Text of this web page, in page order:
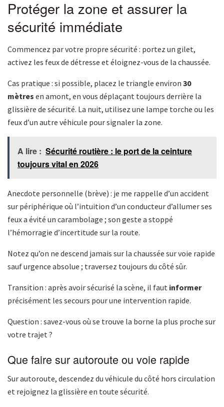
Protéger la zone et assurer la
sécurité immédiate
Commencez par votre propre sécurité : portez un gilet,
activez les feux de détresse et éloignez-vous de la chaussée.
Cas pratique : si possible, placez le triangle environ 30
mètres en amont, en vous déplaçant toujours derrière la
glissière de sécurité. La nuit, utilisez une lampe torche ou les
feux d’un autre véhicule pour signaler la zone.
A lire : Sécurité routière : le port de la ceinture
toujours vital en 2026
Anecdote personnelle (brève) : je me rappelle d’un accident
sur périphérique où l’intuition d’un conducteur d’allumer ses
feux a évité un carambolage ; son geste a stoppé
l’hémorragie d’incertitude sur la route.
Notez qu’on ne descend jamais sur la chaussée sur voie rapide
sauf urgence absolue ; traversez toujours du côté sûr.
Transition : après avoir sécurisé la scène, il faut informer
précisément les secours pour une intervention rapide.
Question : savez-vous où se trouve la borne la plus proche sur
votre trajet ?
Que faire sur autoroute ou voie rapide
Sur autoroute, descendez du véhicule du côté hors circulation
et rejoignez la glissière en toute sécurité.